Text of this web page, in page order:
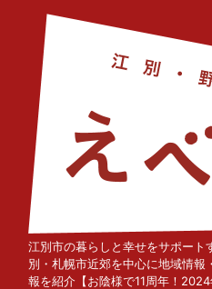
江別市の暮らしと幸せをサポー
別・札幌市近郊を中心に地域情
報を紹介【お陰様で11周年！2024